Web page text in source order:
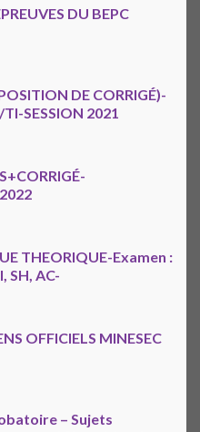
DU BEPC
DE CORRIGÉ)-
SESSION 2021
THEORIQUE-Examen :
SH, AC-
OFFICIELS MINESEC
– Sujets